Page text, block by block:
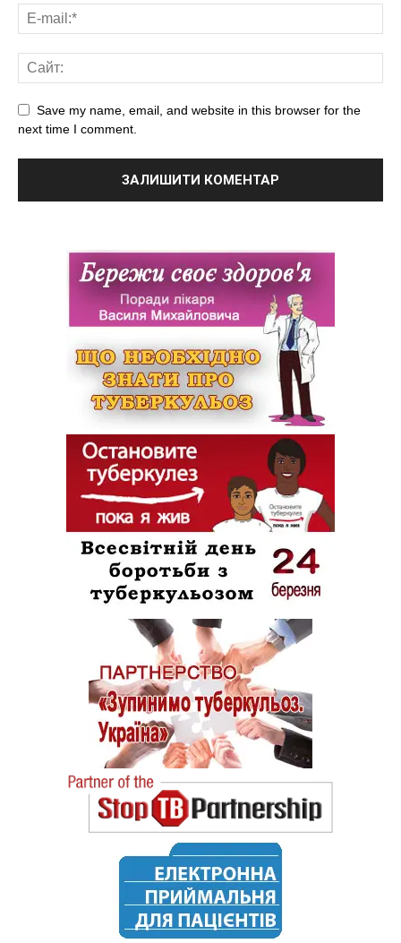
Save my name, email, and website in this browser for the
next time I comment.